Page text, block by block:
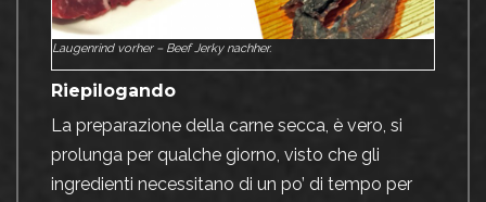
Laugenrind vorher – Beef Jerky nachher.
Riepilogando
La preparazione della carne secca, è vero, si
prolunga per qualche giorno, visto che gli
ingredienti necessitano di un po’ di tempo per